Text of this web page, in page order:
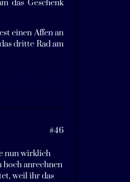
das Geschenk
einen Affen an
dritte Rad am
#46
nun wirklich
hoch anrechnen
weil ihr das